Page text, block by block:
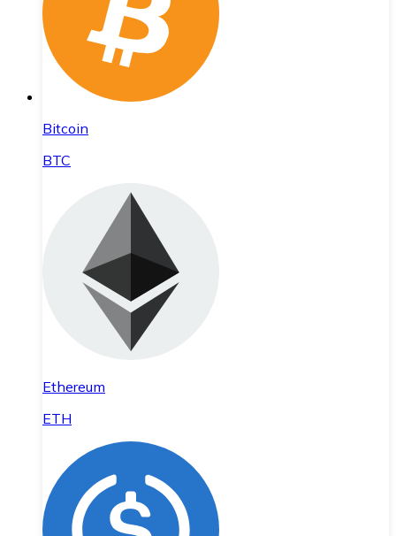
Bitcoin
BTC
Ethereum
ETH